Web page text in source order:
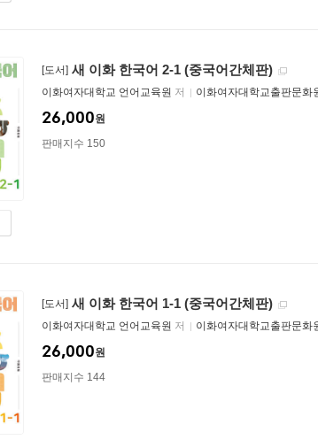
[도서] 새 이화 한국어 2-1 (중국어간체판)
이화여자대학교 언어교육원 저 이화여자대학교출판문화
26,000원
판매지수 150
[도서] 새 이화 한국어 1-1 (중국어간체판)
이화여자대학교 언어교육원 저 이화여자대학교출판문화
26,000원
판매지수 144